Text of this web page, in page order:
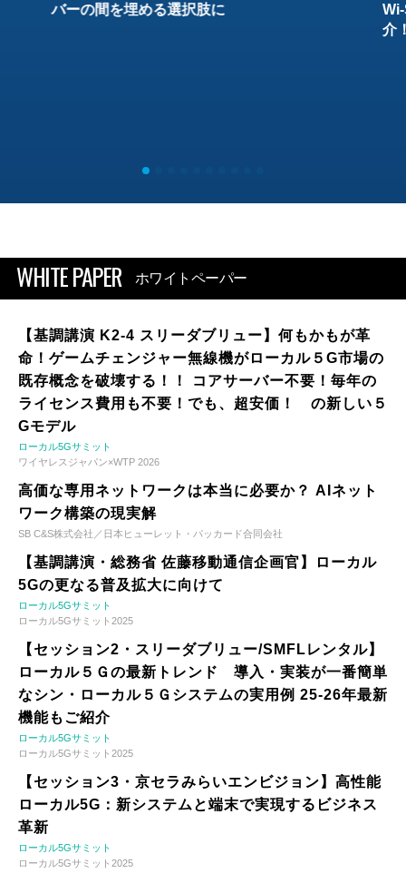
バーの間を埋める選択肢に
介
WHITE PAPER ホワイトペーパー
【基調講演 K2-4 スリーダブリュー】何もかもが革
命！ゲームチェンジャー無線機がローカル５G市場の
既存概念を破壊する！！ コアサーバー不要！毎年の
ライセンス費用も不要！でも、超安価！ の新しい５
Gモデル
ローカル5Gサミット
ワイヤレスジャパン×WTP 2026
高価な専用ネットワークは本当に必要か？ AIネット
ワーク構築の現実解
SB C&S株式会社／日本ヒューレット・パッカード合同会社
【基調講演・総務省 佐藤移動通信企画官】ローカル
5Gの更なる普及拡大に向けて
ローカル5Gサミット
ローカル5Gサミット2025
【セッション2・スリーダブリュー/SMFLレンタル】
ローカル５Ｇの最新トレンド 導入・実装が一番簡単
なシン・ローカル５Ｇシステムの実用例 25-26年最新
機能もご紹介
ローカル5Gサミット
ローカル5Gサミット2025
【セッション3・京セラみらいエンビジョン】高性能
ローカル5G：新システムと端末で実現するビジネス
革新
ローカル5Gサミット
ローカル5Gサミット2025